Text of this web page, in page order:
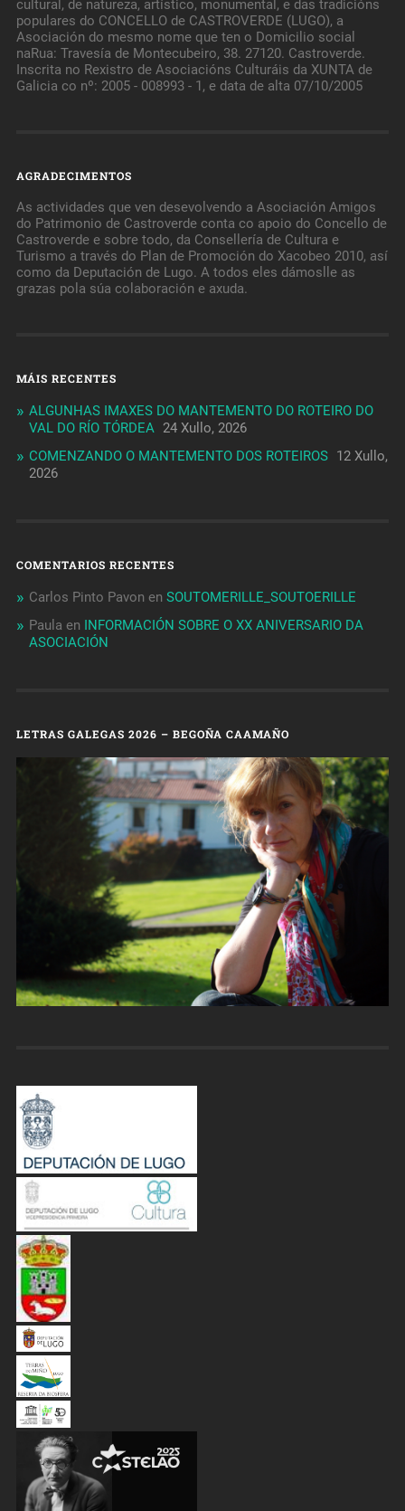
cultural, de natureza, artístico, monumental, e das tradicións
populares do CONCELLO de CASTROVERDE (LUGO), a
Asociación do mesmo nome que ten o Domicilio social
naRua: Travesía de Montecubeiro, 38. 27120. Castroverde.
Inscrita no Rexistro de Asociacións Culturáis da XUNTA de
Galicia co nº: 2005 - 008993 - 1, e data de alta 07/10/2005
AGRADECIMENTOS
As actividades que ven desevolvendo a Asociación Amigos
do Patrimonio de Castroverde conta co apoio do Concello de
Castroverde e sobre todo, da Consellería de Cultura e
Turismo a través do Plan de Promoción do Xacobeo 2010, así
como da Deputación de Lugo. A todos eles dámoslle as
grazas pola súa colaboración e axuda.
MÁIS RECENTES
ALGUNHAS IMAXES DO MANTEMENTO DO ROTEIRO DO
VAL DO RÍO TÓRDEA 24 Xullo, 2026
COMENZANDO O MANTEMENTO DOS ROTEIROS 12 Xullo,
2026
COMENTARIOS RECENTES
Carlos Pinto Pavon en SOUTOMERILLE_SOUTOERILLE
Paula en
INFORMACIÓN SOBRE O XX ANIVERSARIO DA
ASOCIACIÓN
LETRAS GALEGAS 2026 – BEGOÑA CAAMAÑO